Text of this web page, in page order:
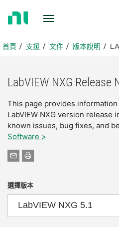
頁首頁 支援 文件 版本說明
LabVIEW NXG Release
This page provides
LabVIEW NXG version release
known issues, bug fixes, and
Software >
選擇版本